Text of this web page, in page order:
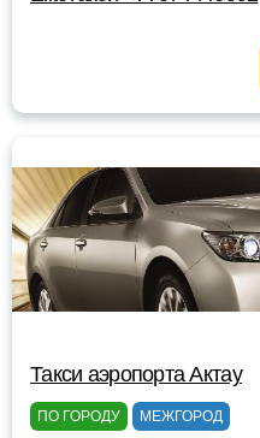
Такси аэропорта Актау
ПО ГОРОДУ МЕЖГОРОД